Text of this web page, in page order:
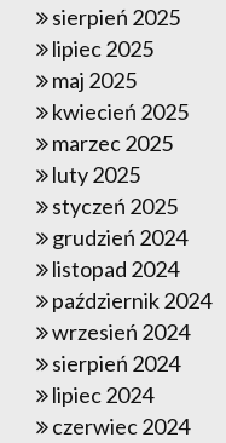
sierpień 2025
lipiec 2025
maj 2025
kwiecień 2025
marzec 2025
luty 2025
styczeń 2025
grudzień 2024
listopad 2024
październik 2024
wrzesień 2024
sierpień 2024
lipiec 2024
czerwiec 2024